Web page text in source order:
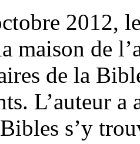
2012,
maison de
de la
L’auteur
s’y